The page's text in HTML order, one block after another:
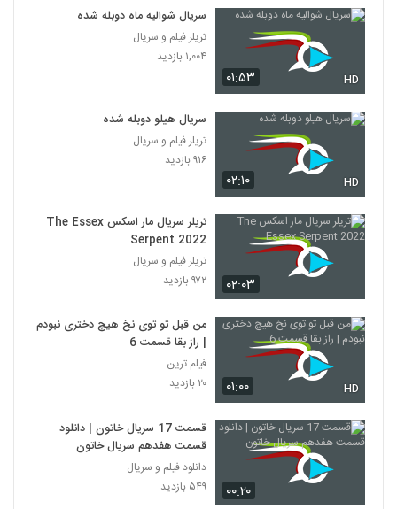
۰۱:۵۳ HD
سریال شوالیه ماه دوبله شده
تریلر فیلم و سریال
۱,۰۰۴ بازدید
۰۲:۱۰ HD
سریال هیلو دوبله شده
تریلر فیلم و سریال
۹۱۶ بازدید
۰۲:۰۳
تریلر سریال مار اسکس The Essex
Serpent 2022
تریلر فیلم و سریال
۹۷۲ بازدید
۰۱:۰۰ HD
من قبل تو توی نخ هیچ دختری نبودم
| راز بقا قسمت 6
فیلم ترین
۲۰ بازدید
۰۰:۲۰
قسمت 17 سریال خاتون | دانلود
قسمت هفدهم سریال خاتون
دانلود فیلم و سریال
۵۴۹ بازدید